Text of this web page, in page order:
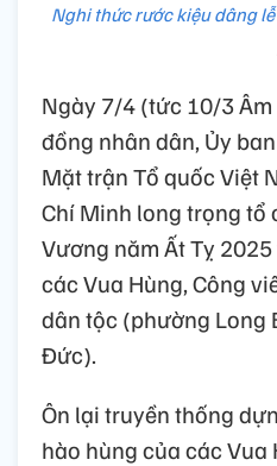
Nghi thức rước kiệu dâng
Ngày 7/4 (tức 10/3
đồng nhân dân, Ủy
Mặt trận Tổ quốc Việt
Chí Minh long trọng tổ
Vương năm Ất Tỵ
các Vua Hùng, Công
dân tộc (phường Long
Đức).
Ôn lại truyền thống
hào hùng của các Vua